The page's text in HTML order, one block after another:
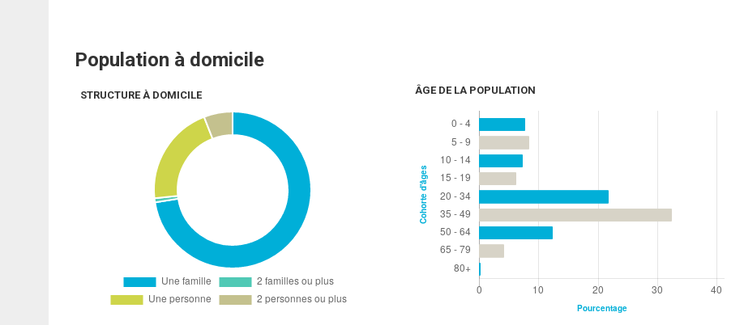
Population à domicile
STRUCTURE À DOMICILE ÂGE DE LA POPULATION